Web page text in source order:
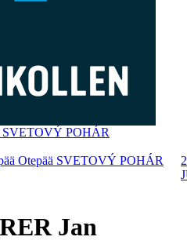
SVETOVÝ POHÁR
Otepää SVETOVÝ POHÁR
Jan